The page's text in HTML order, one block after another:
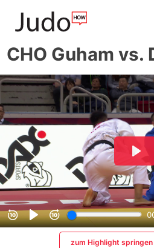
CHO Guham vs.
zum Highlight